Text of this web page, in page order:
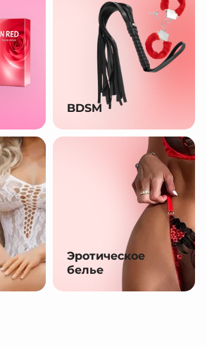
BDSM
Эротическое
белье